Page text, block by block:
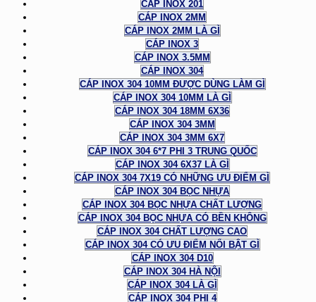
CÁP INOX 201
CÁP INOX 2MM
CÁP INOX 2MM LÀ GÌ
CÁP INOX 3
CÁP INOX 3.5MM
CÁP INOX 304
CÁP INOX 304 10MM ĐƯỢC DÙNG LÀM GÌ
CÁP INOX 304 10MM LÀ GÌ
CÁP INOX 304 18MM 6X36
CÁP INOX 304 3MM
CÁP INOX 304 3MM 6X7
CÁP INOX 304 6*7 PHI 3 TRUNG QUỐC
CÁP INOX 304 6X37 LÀ GÌ
CÁP INOX 304 7X19 CÓ NHỮNG ƯU ĐIỂM GÌ
CÁP INOX 304 BỌC NHỰA
CÁP INOX 304 BỌC NHỰA CHẤT LƯỢNG
CÁP INOX 304 BỌC NHỰA CÓ BỀN KHÔNG
CÁP INOX 304 CHẤT LƯỢNG CAO
CÁP INOX 304 CÓ ƯU ĐIỂM NỔI BẬT GÌ
CÁP INOX 304 D10
CÁP INOX 304 HÀ NỘI
CÁP INOX 304 LÀ GÌ
CÁP INOX 304 PHI 4